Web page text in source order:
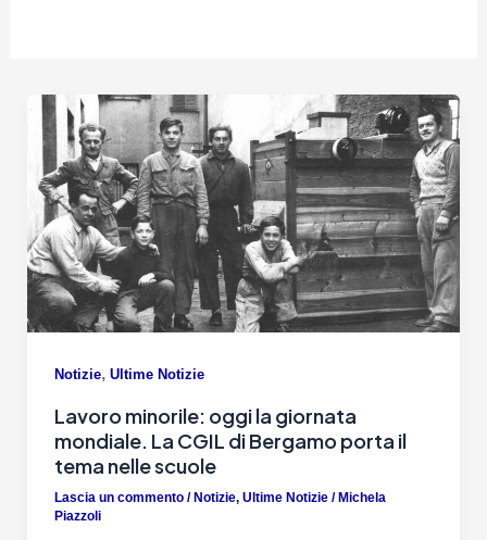
Notizie, Ultime Notizie
Lavoro minorile: oggi la giornata
mondiale. La CGIL di Bergamo porta il
tema nelle scuole
Lascia un commento / Notizie, Ultime Notizie/ Michela
Piazzoli